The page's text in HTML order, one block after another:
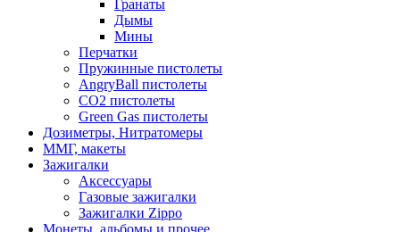
Гранаты
Дымы
Мины
Перчатки
Пружинные пистолеты
AngryBall пистолеты
CO2 пистолеты
Green Gas пистолеты
Дозиметры, Нитратомеры
ММГ, макеты
Зажигалки
Аксессуары
Газовые зажигалки
Зажигалки Zippo
Монеты, альбомы и прочее